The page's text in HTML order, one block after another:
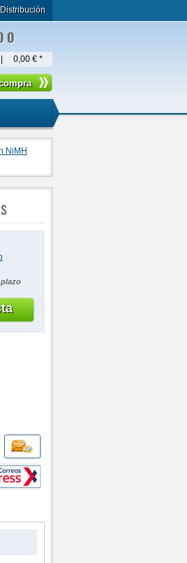
0,00 € *
NiMH